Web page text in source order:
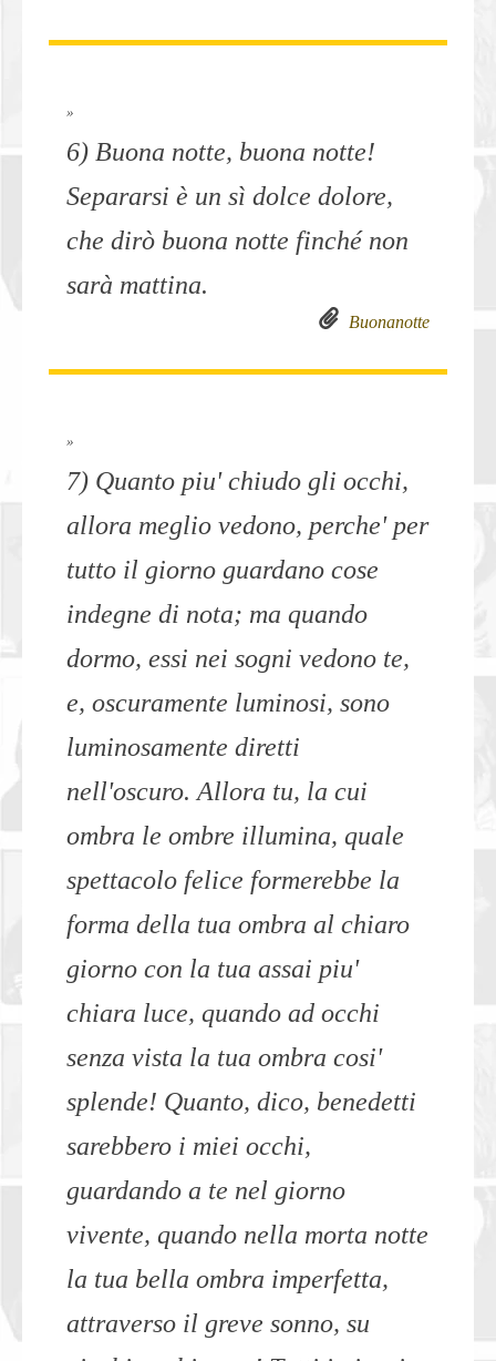
»
6) Buona notte, buona notte!
Separarsi è un sì dolce dolore,
che dirò buona notte finché non
sarà mattina.
Buonanotte
»
7) Quanto piu' chiudo gli occhi,
allora meglio vedono, perche' per
tutto il giorno guardano cose
indegne di nota; ma quando
dormo, essi nei sogni vedono te,
e, oscuramente luminosi, sono
luminosamente diretti
nell'oscuro. Allora tu, la cui
ombra le ombre illumina, quale
spettacolo felice formerebbe la
forma della tua ombra al chiaro
giorno con la tua assai piu'
chiara luce, quando ad occhi
senza vista la tua ombra cosi'
splende! Quanto, dico, benedetti
sarebbero i miei occhi,
guardando a te nel giorno
vivente, quando nella morta notte
la tua bella ombra imperfetta,
attraverso il greve sonno, su